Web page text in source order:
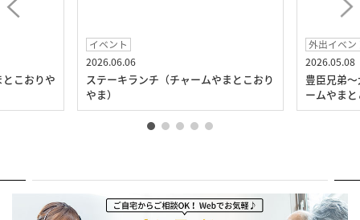
こおりや
イベント
2026.06.06
ステーキランチ（チャームやまとこおり
やま）
外出イベン
2026.05.08
豊臣兄弟
ームやま